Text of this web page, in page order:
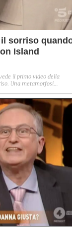
sorriso
Island
il primo video della
Una metamorfosi